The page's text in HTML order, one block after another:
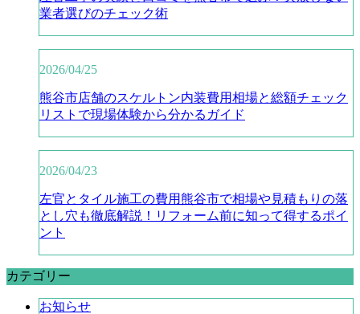
業者選びのチェック術
2026/04/25
熊谷市店舗のスケルトン内装費用相場と総額チェック
リストで現場体験から分かるガイド
2026/04/23
左官とタイル施工の費用熊谷市で相場や見積もりの落
とし穴も徹底解説！リフォーム前に知って得するポイ
ント
カテゴリー
お知らせ